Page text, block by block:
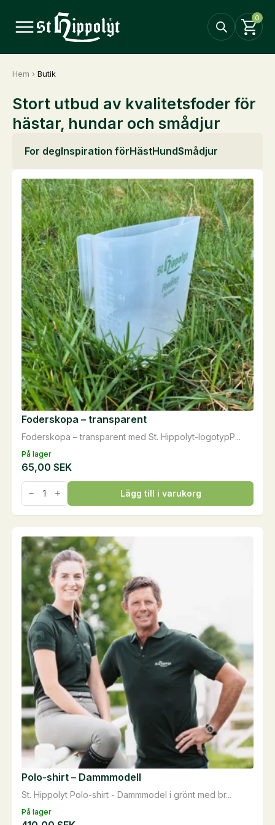
0
Hem › Butik
Stort utbud av kvalitetsfoder för
hästar, hundar och smådjur
For degInspiration förHästHundSmådjur
På lager
Foderskopa – transparent med St. Hippolyt-logotypP...
Foderskopa – transparent
65,00 SEK
Foderskopa
transparent
mängd
Lägg till i varukorg
På lager
St. Hippolyt Polo-shirt - Dammmodel i grönt med br...
Polo-shirt – Dammmodell